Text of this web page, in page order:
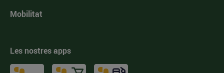
Mobilitat
Les nostres apps